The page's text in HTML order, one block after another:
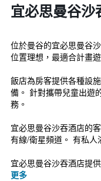
宜必思曼谷沙
位於曼谷的宜必思曼谷
位置理想，最適合計畫
飯店為房客提供各種設
備。 針對攜帶兒童出遊
務。
宜必思曼谷沙吞酒店的
有線/衛星頻道。 有私人
宜必思曼谷沙吞酒店提
更多